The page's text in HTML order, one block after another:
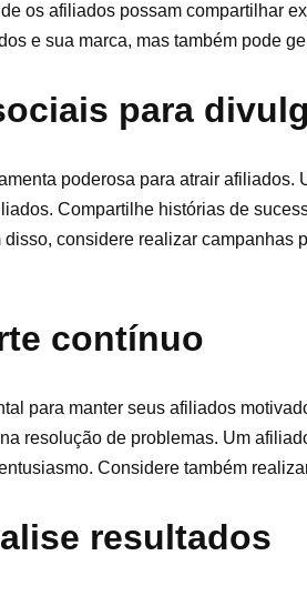
os afiliados possam compartilhar
e sua marca, mas também pode
para
poderosa para atrair
Compartilhe histórias de
considere realizar
contínuo
para manter seus afiliados
resolução de problemas. Um
Considere também
resultados